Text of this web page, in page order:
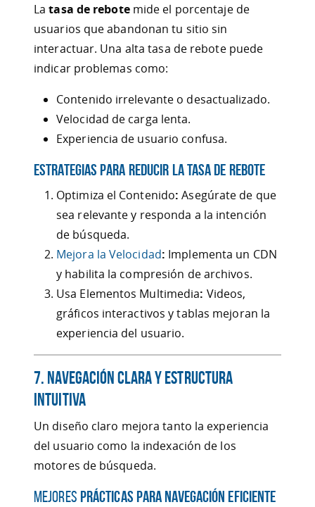
Latasa de rebotemide el porcentaje de
usuarios que abandonan tu sitio sin
interactuar. Una alta tasa de rebote puede
indicar problemas como:
Contenido irrelevante o desactualizado.
Velocidad de carga lenta.
Experiencia de usuario confusa.
Estrategias para Reducir la Tasa de Rebote
Optimiza el Contenido: Asegúrate de que
sea relevante y responda a la intención
de búsqueda.
Mejora la Velocidad: Implementa un CDN
y habilita la compresión de archivos.
Usa Elementos Multimedia: Videos,
gráficos interactivos y tablas mejoran la
experiencia del usuario.
7. Navegación Clara y Estructura
Intuitiva
Un diseño claro mejora tanto la experiencia
del usuario como la indexación de los
motores de búsqueda.
Mejores Prácticas para Navegación Eficiente